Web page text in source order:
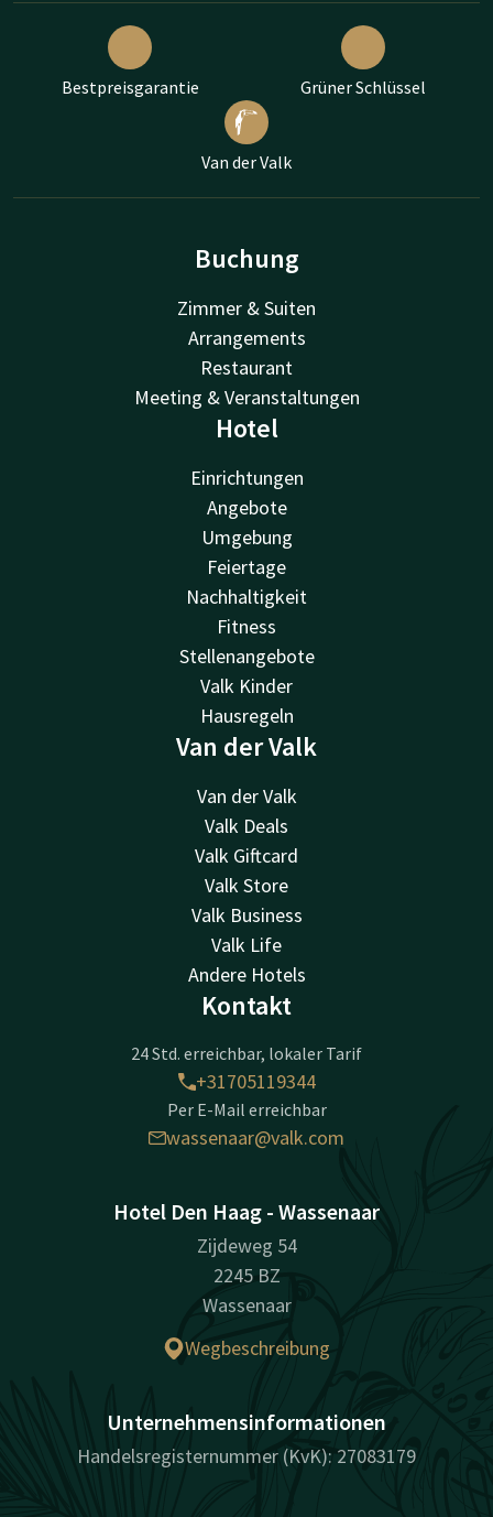
Bestpreisgarantie Grüner Schlüssel
Van der Valk
Buchung
Zimmer & Suiten
Arrangements
Restaurant
Meeting & Veranstaltungen
Hotel
Einrichtungen
Angebote
Umgebung
Feiertage
Nachhaltigkeit
Fitness
Stellenangebote
Valk Kinder
Hausregeln
Van der Valk
Van der Valk
Valk Deals
Valk Giftcard
Valk Store
Valk Business
Valk Life
Andere Hotels
Kontakt
24 Std. erreichbar, lokaler Tarif
+31705119344
Per E-Mail erreichbar
wassenaar@valk.com
Hotel Den Haag - Wassenaar
Zijdeweg 54
2245 BZ
Wassenaar
Wegbeschreibung
Unternehmensinformationen
Handelsregisternummer (KvK): 27083179